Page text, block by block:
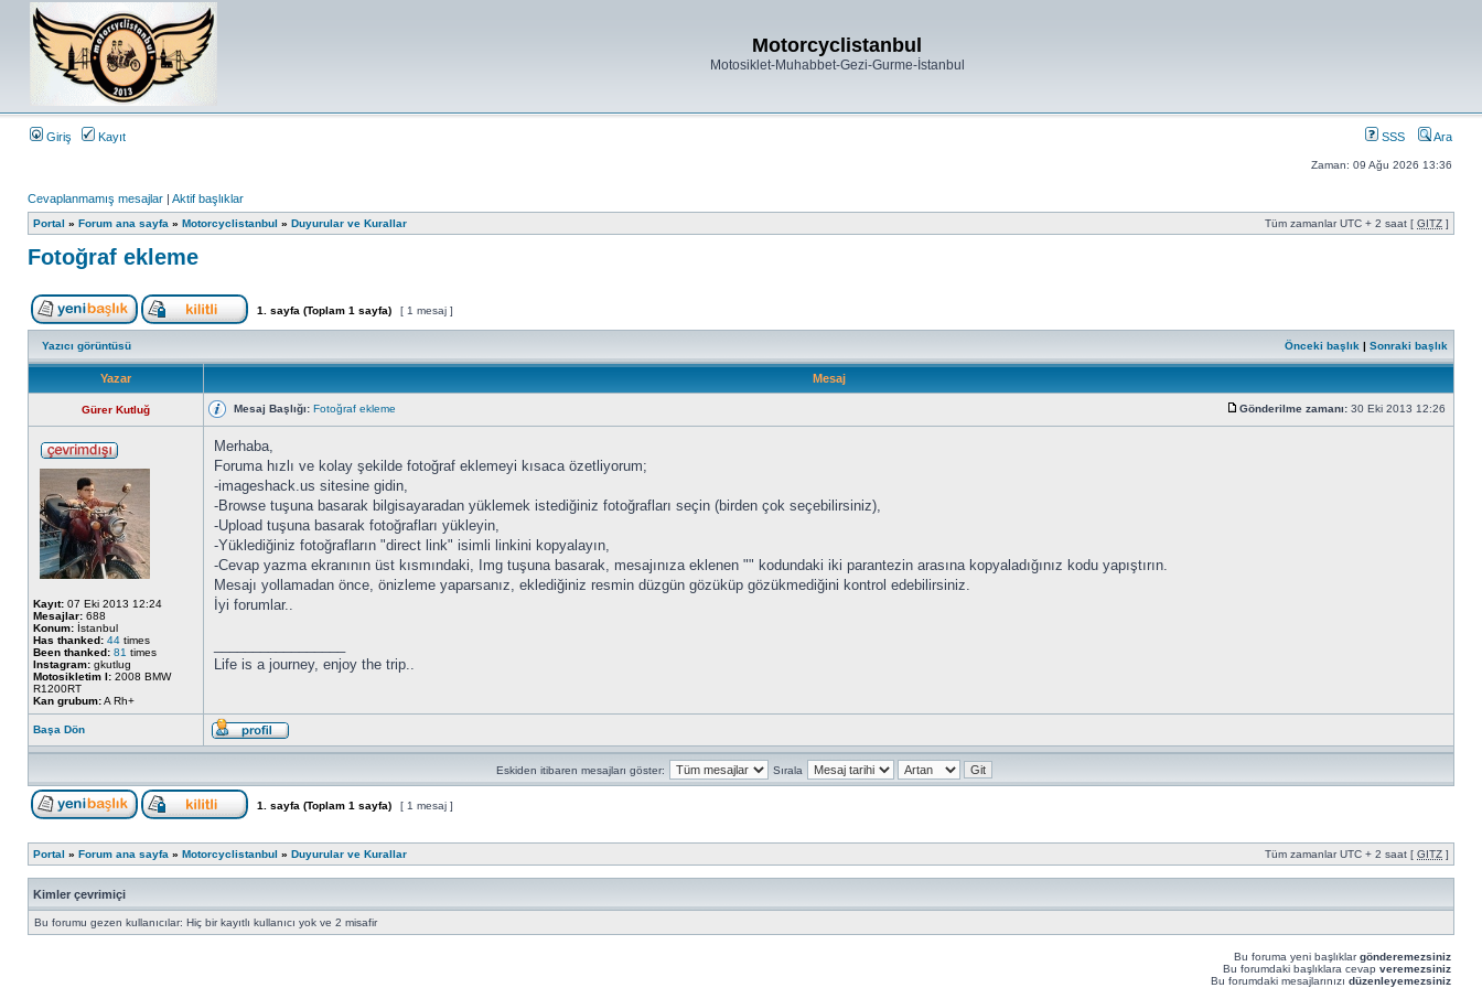
Motorcyclistanbul
Motosiklet-Muhabbet-Gezi-Gurme-İstanbul
Giriş Kayıt SSS Ara
Zaman: 09 Ağu 2026 13:36
Cevaplanmamış mesajlar | Aktif başlıklar
Portal » Forum ana sayfa » Motorcyclistanbul » Duyurular ve Kurallar Tüm zamanlar UTC + 2 saat [ GITZ ]
Fotoğraf ekleme
1 . sayfa (Toplam 1 sayfa) [ 1 mesaj ]
Yazıcı görüntüsü Önceki başlık | Sonraki başlık
Yazar Mesaj
Gürer Kutluğ Mesaj Başlığı: Fotoğraf ekleme Gönderilme zamanı: 30 Eki 2013 12:26
Kayıt: 07 Eki 2013 12:24
Mesajlar: 688
Konum: İstanbul
Has thanked: 44 times
Been thanked: 81 times
Instagram: gkutlug
Motosikletim I: 2008 BMW
R1200RT
Kan grubum:A Rh+
Merhaba,
Foruma hızlı ve kolay şekilde fotoğraf eklemeyi kısaca özetliyorum;
-imageshack.us sitesine gidin,
-Browse tuşuna basarak bilgisayaradan yüklemek istediğiniz fotoğrafları seçin (birden çok seçebilirsiniz),
-Upload tuşuna basarak fotoğrafları yükleyin,
-Yüklediğiniz fotoğrafların "direct link" isimli linkini kopyalayın,
-Cevap yazma ekranının üst kısmındaki, Img tuşuna basarak, mesajınıza eklenen "" kodundaki iki parantezin arasına kopyaladığınız kodu yapıştırın.
Mesajı yollamadan önce, önizleme yaparsanız, eklediğiniz resmin düzgün gözüküp gözükmediğini kontrol edebilirsiniz.
İyi forumlar..
Life is a journey, enjoy the trip..
Başa Dön
Eskiden itibaren mesajları göster: Sırala
1 . sayfa (Toplam 1 sayfa) [ 1 mesaj ]
Portal » Forum ana sayfa » Motorcyclistanbul » Duyurular ve Kurallar Tüm zamanlar UTC + 2 saat [ GITZ ]
Kimler çevrimiçi
Bu forumu gezen kullanıcılar: Hiç bir kayıtlı kullanıcı yok ve 2 misafir
Bu foruma yeni başlıklargönderemezsiniz
Bu forumdaki başlıklara cevap veremezsiniz
Bu forumdaki mesajlarınızı düzenleyemezsiniz